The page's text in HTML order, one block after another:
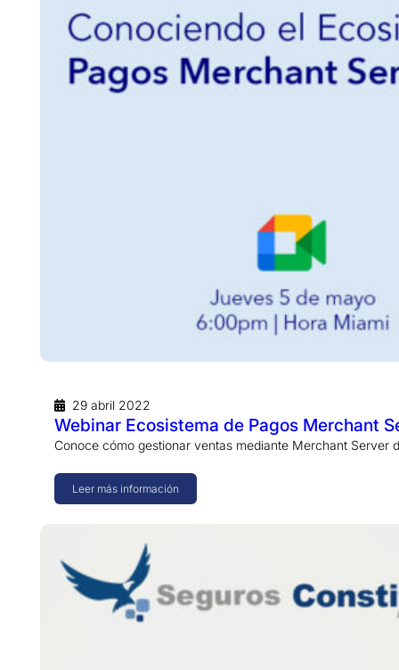
29 abril 2022
Webinar Ecosistema de Pagos Merchant
Conoce cómo gestionar ventas mediante Merchant
Leer más información